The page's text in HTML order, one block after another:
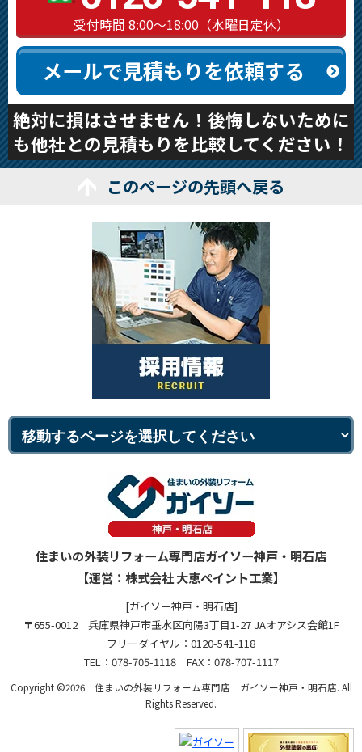
受付時間 8:00～18:00（水曜日定休）
メールで見積もりを依頼する
絶対に損はさせません！後悔しないために
も他社との見積もりを比較してください！
このページの先頭へ戻る
住まいの外装リフォーム専門店ガイソー神戸・明石店
【運営：株式会社 大恵ペイント工業】
[ガイソー神戸・明石店]
〒655-0012 兵庫県神戸市垂水区向陽3丁目1-27 JAオアシス会館1F
フリーダイヤル：0120-541-118
TEL：078-705-1118 FAX：078-707-1117
Copyright ©2026 住まいの外装リフォーム専門店 ガイソー神戸・明石店. All
Rights Reserved.